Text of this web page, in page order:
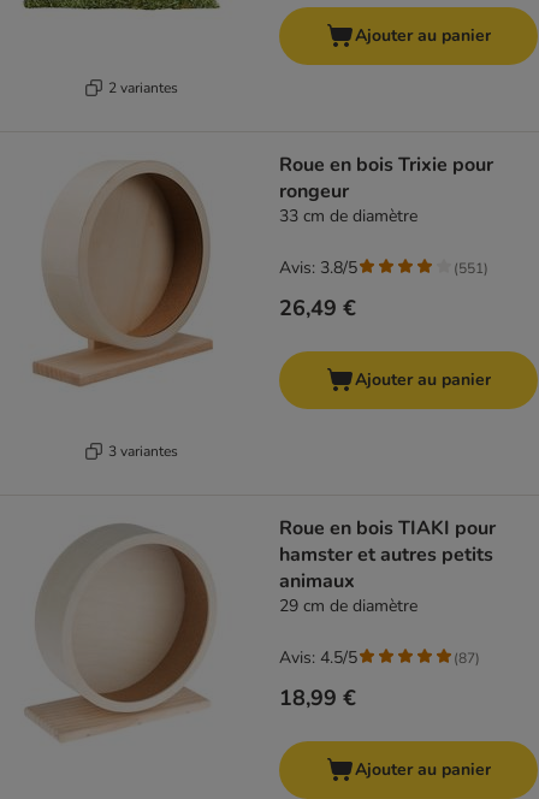
2 variantes
Ajouter au panier
3 variantes
Roue en bois Trixie pour
rongeur
33 cm de diamètre
26,49 €
Avis: 3.8/5 (551)
Ajouter au panier
Roue en bois TIAKI pour
hamster et autres petits
animaux
29 cm de diamètre
18,99 €
Avis: 4.5/5 (87)
Ajouter au panier